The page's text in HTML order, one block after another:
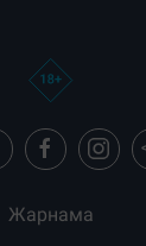
Жарнама